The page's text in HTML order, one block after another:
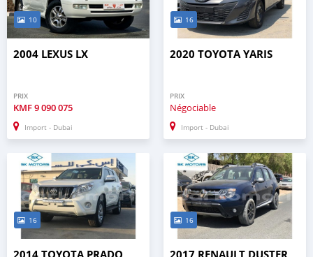
10
2004 LEXUS LX
PRIX
KMF9 090 075
Import - Dubai
16
2020 TOYOTA YARIS
PRIX
Négociable
Import - Dubai
16 16